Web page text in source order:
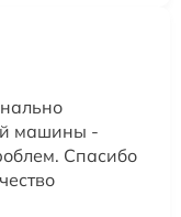
машины -
Спасибо